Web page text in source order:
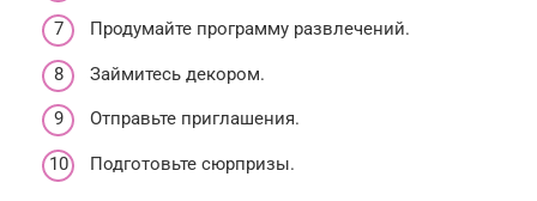
Продумайте программу развлечений.
Займитесь декором.
Отправьте приглашения.
Подготовьте сюрпризы.